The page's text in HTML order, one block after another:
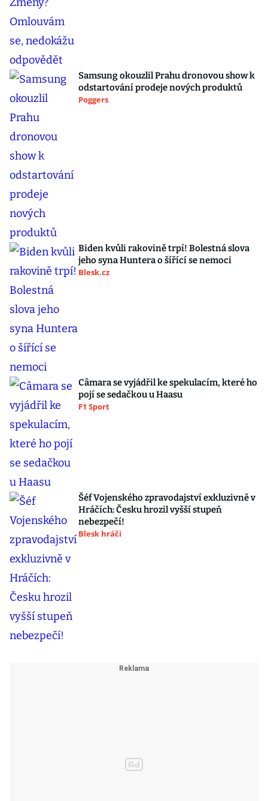
Samsung okouzlil Prahu dronovou show k
odstartování prodeje nových produktů
Poggers
Biden kvůli rakovině trpí! Bolestná slova
jeho syna Huntera o šířící se nemoci
Blesk.cz
Câmara se vyjádřil ke spekulacím, které ho
pojí se sedačkou u Haasu
F1 Sport
Šéf Vojenského zpravodajství exkluzivně v
Hráčích: Česku hrozil vyšší stupeň
nebezpečí!
Blesk hráči